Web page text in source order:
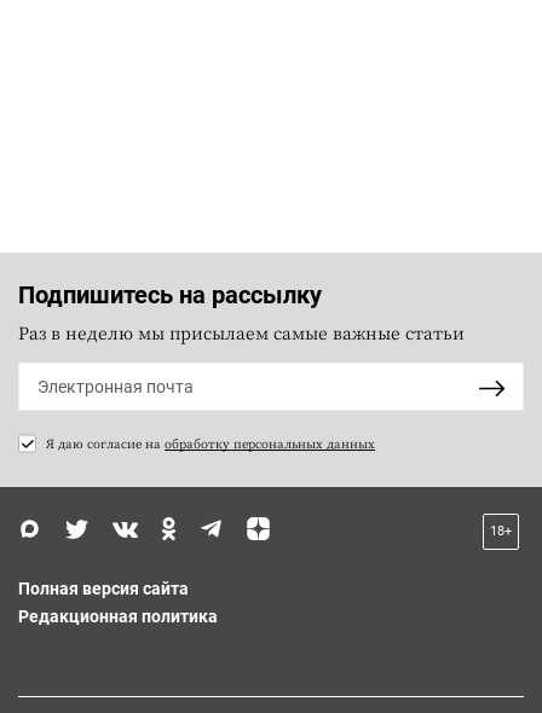
Подпишитесь на рассылку
Раз в неделю мы присылаем самые важные статьи
Я даю согласие на обработку персональных данных
18+
Полная версия сайта
Редакционная политика